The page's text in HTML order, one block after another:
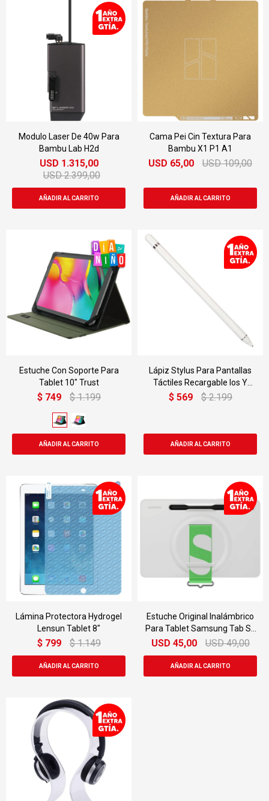
Modulo Laser De 40w Para
Bambu Lab H2d
USD 1.315,00
USD 2.399,00
Cama Pei Cin Textura Para
Bambu X1 P1 A1
USD 65,00 USD 109,00
Estuche Con Soporte Para
Tablet 10" Trust
$ 749 $ 1.199
Lápiz Stylus Para Pantallas
Táctiles Recargable Ios Y
Android
$ 569 $ 2.199
Lámina Protectora Hydrogel
Lensun Tablet 8"
$ 799 $ 1.149
Estuche Original Inalámbrico
Para Tablet Samsung Tab S8
Y S7 Con Strap Cover
USD 45,00 USD 49,00